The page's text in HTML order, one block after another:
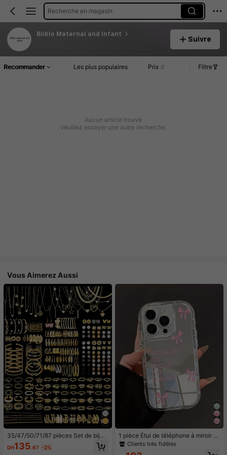
Recherche en magasin
Bliblo Maternal and Infant
Suivre
Recommander Les plus populaires Prix Filtre
Aucun article trouvé
Veuillez essayer une autre recherche.
Vous Aimerez Aussi
35/47/50/71/87 pièces Set de bijou
x style bohème, comprenant des bo
ucles d'oreilles, colliers, bagues, br
DH135.67 -2%
1 pièce Étui de téléphone à miroir ro
se minimaliste, style fille avec motif
Clients très fidèles